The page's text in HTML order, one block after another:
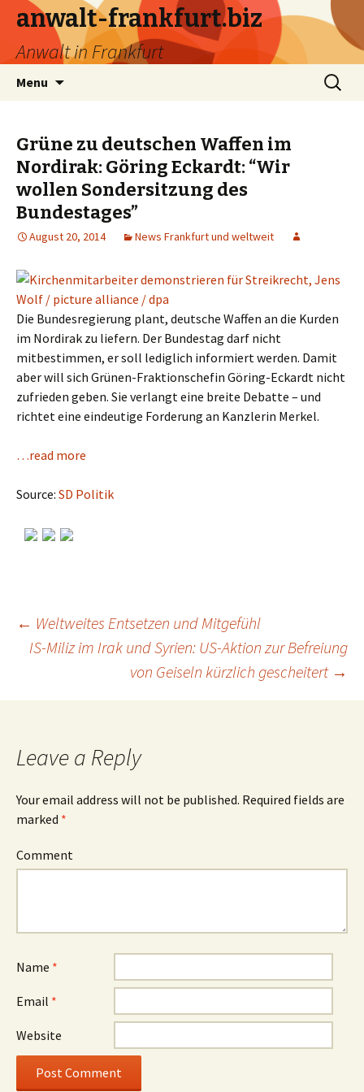
anwalt-frankfurt.biz
Anwalt in Frankfurt
Menu
Search
for:
Grüne zu deutschen Waffen im
Nordirak: Göring Eckardt: “Wir
wollen Sondersitzung des
Bundestages”
August 20, 2014 News Frankfurt und weltweit
Die Bundesregierung plant, deutsche Waffen an die Kurden
im Nordirak zu liefern. Der Bundestag darf nicht
mitbestimmen, er soll lediglich informiert werden. Damit
aber will sich Grünen-Fraktionschefin Göring-Eckardt nicht
zufrieden geben. Sie verlangt eine breite Debatte – und
richtet eine eindeutige Forderung an Kanzlerin Merkel.
…read more
Source: SD Politik
Post
navigation
← Weltweites Entsetzen und Mitgefühl
IS-Miliz im Irak und Syrien: US-Aktion zur Befreiung
von Geiseln kürzlich gescheitert →
Leave a Reply
Your email address will not be published. Required fields are
marked *
Comment
Name *
Email *
Website